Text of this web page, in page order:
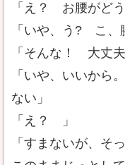
「え？ お腰がど
「いや、う? こ、
「そんな！ 大丈
「いや、いいから
ない」
「え？ 」
「すまないが、そ